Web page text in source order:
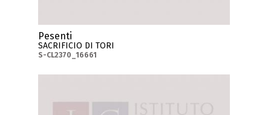
Pesenti
SACRIFICIO DI TORI
S-CL2370_16661